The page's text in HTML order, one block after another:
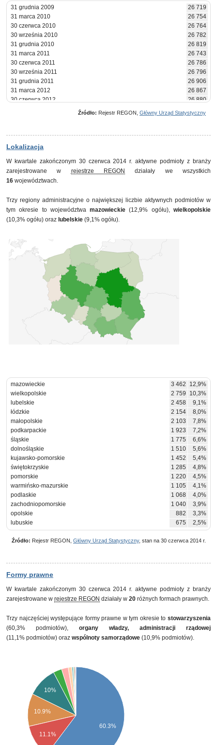
31 grudnia 2009
26 719
31 marca 2010
26 754
30 czerwca 2010
26 764
30 września 2010
26 782
31 grudnia 2010
26 819
31 marca 2011
26 743
30 czerwca 2011
26 786
30 września 2011
26 796
31 grudnia 2011
26 906
31 marca 2012
26 867
30 czerwca 2012
26 880
30 czerwca 2013
26 823
30 września 2013
31 marca 2014
26 865
30 czerwca 2014
26 871
Źródło: Rejestr REGON, Główny Urząd Statystyczny
Lokalizacja
W kwartale zakończonym 30 czerwca 2014 r. aktywne podmioty z branży
zarejestrowane w rejestrze REGON
działały we wszystkich
16 województwach.
Trzy regiony administracyjne o największej liczbie aktywnych podmiotów w
tym okresie to województwamazowieckie (12,9% ogółu),wielkopolskie
(10,3% ogółu) oraz lubelskie (9,1% ogółu).
mazowieckie 3 462
12,9%
wielkopolskie
2 759
10,3%
lubelskie
2 458
9,1%
łódzkie
2 154
8,0%
małopolskie
2 103
7,8%
podkarpackie
1 923
7,2%
śląskie
1 775
6,6%
dolnośląskie
1 510
5,6%
kujawsko-pomorskie
1 452
5,4%
świętokrzyskie
1 285
4,8%
pomorskie
1 220
4,5%
warmińsko-mazurskie
1 105
4,1%
podlaskie
1 068
4,0%
zachodniopomorskie
1 040
3,9%
opolskie
882
3,3%
lubuskie
675 2,5%
Źródło: Rejestr REGON, Główny Urząd Statystyczny, stan na 30 czerwca 2014 r.
Formy prawne
W kwartale zakończonym 30 czerwca 2014 r. aktywne podmioty z branży
zarejestrowane w rejestrze REGON działały w 20 różnych formach prawnych.
Trzy najczęściej występujące formy prawne w tym okresie to stowarzyszenia
(60,3% podmiotów), organy władzy, administracji rządowej
(11,1% podmiotów) oraz wspólnoty samorządowe (10,9% podmiotów).
10%
10.9%
11.1%
60.3%